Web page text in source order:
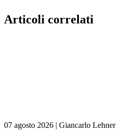
Articoli correlati
07 agosto 2026 | Giancarlo Lehner